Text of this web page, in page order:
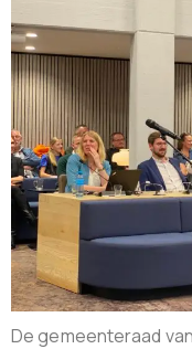
De gemeenteraad